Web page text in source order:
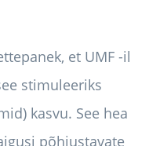
et UMF -il
stimuleeriks
kasvu. See hea
põhjustavate